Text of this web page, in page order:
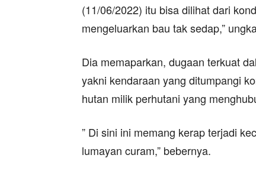
(11/06/2022) itu bisa dilihat dari
mengeluarkan bau tak sedap,”
Dia memaparkan, dugaan terkuat
yakni kendaraan yang ditumpangi
hutan milik perhutani yang
” Di sini ini memang kerap terjadi
lumayan curam,” bebernya.